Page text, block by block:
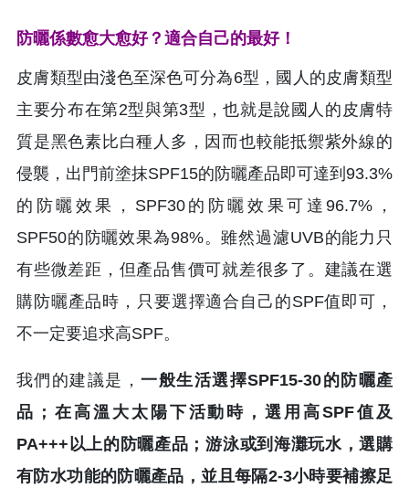
防曬係數愈大愈好？適合自己的最好！
皮膚類型由淺色至深色可分為6型，國人的皮膚類型
主要分布在第2型與第3型，也就是說國人的皮膚特
質是黑色素比白種人多，因而也較能抵禦紫外線的
侵襲，出門前塗抹SPF15的防曬產品即可達到93.3%
的防曬效果，SPF30的防曬效果可達96.7%，
SPF50的防曬效果為98%。雖然過濾UVB的能力只
有些微差距，但產品售價可就差很多了。建議在選
購防曬產品時，只要選擇適合自己的SPF值即可，
不一定要追求高SPF。
我們的建議是，一般生活選擇SPF15-30的防曬產
品；在高溫大太陽下活動時，選用高SPF值及
PA+++以上的防曬產品；游泳或到海灘玩水，選購
有防水功能的防曬產品，並且每隔2-3小時要補擦足